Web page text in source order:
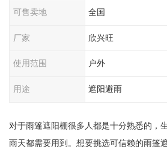
可售卖地 全国
厂家 欣兴旺
使用范围 户外
用途 遮阳避雨
对于雨篷遮阳棚很多人都是十分熟悉的，
雨天都需要用到。想要挑选可信赖的雨篷